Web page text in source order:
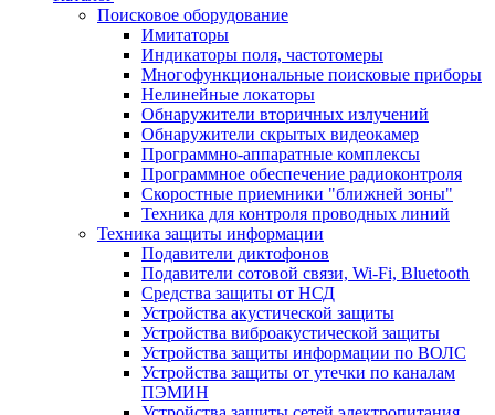
Поисковое оборудование
Имитаторы
Индикаторы поля, частотомеры
Многофункциональные поисковые приборы
Нелинейные локаторы
Обнаружители вторичных излучений
Обнаружители скрытых видеокамер
Программно-аппаратные комплексы
Программное обеспечение радиоконтроля
Скоростные приемники "ближней зоны"
Техника для контроля проводных линий
Техника защиты информации
Подавители диктофонов
Подавители сотовой связи, Wi-Fi, Bluetooth
Средства защиты от НСД
Устройства акустической защиты
Устройства виброакустической защиты
Устройства защиты информации по ВОЛС
Устройства защиты от утечки по каналам
ПЭМИН